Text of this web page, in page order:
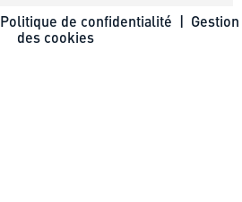
Politique de confidentialité
Gestion
des cookies